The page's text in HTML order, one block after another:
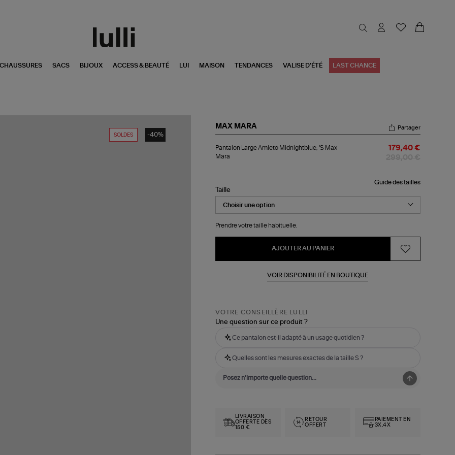
CHAUSSURES SACS BIJOUX ACCESS & BEAUTÉ LUI MAISON TENDANCES VALISE D'ÉTÉ LAST CHANCE
SOLDES -40%
MAX MARA
Large
Amleto
Mara
Partager
Pantalon Large Amleto Midnightblue, 'S Max
Mara
179,40 €
Guide des tailles
Taille
Prendre votre taille habituelle.
AJOUTER AU PANIER
VOIR DISPONIBILITÉ EN BOUTIQUE
VOTRE CONSEILLÈRE LULLI
Une question sur ce produit ?
Ce pantalon est-il adapté à un usage quotidien ?
Quelles sont les mesures exactes de la taille S ?
LIVRAISON
OFFERTE DÈS
150 €
RETOUR
OFFERT
PAIEMENT EN
3X,4X